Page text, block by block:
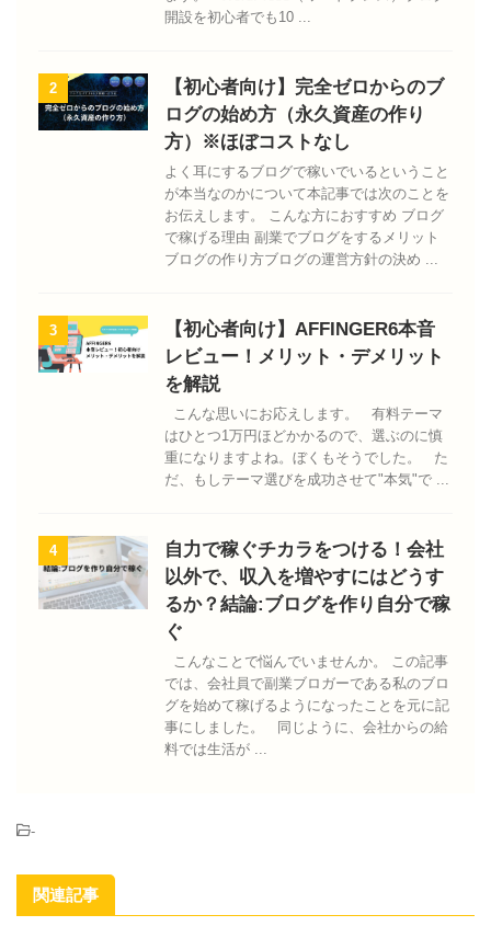
開設を初心者でも10 ...
2
【初心者向け】完全ゼロからのブ
ログの始め方（永久資産の作り
方）※ほぼコストなし
よく耳にするブログで稼いでいるということ
が本当なのかについて本記事では次のことを
お伝えします。 こんな方におすすめ ブログ
で稼げる理由 副業でブログをするメリット
ブログの作り方ブログの運営方針の決め ...
3
【初心者向け】AFFINGER6本音
レビュー！メリット・デメリット
を解説
こんな思いにお応えします。 有料テーマ
はひとつ1万円ほどかかるので、選ぶのに慎
重になりますよね。ぼくもそうでした。 た
だ、もしテーマ選びを成功させて"本気"で ...
4
自力で稼ぐチカラをつける！会社
以外で、収入を増やすにはどうす
るか？結論:ブログを作り自分で稼
ぐ
こんなことで悩んでいませんか。 この記事
では、会社員で副業ブロガーである私のブロ
グを始めて稼げるようになったことを元に記
事にしました。 同じように、会社からの給
料では生活が ...
-
関連記事